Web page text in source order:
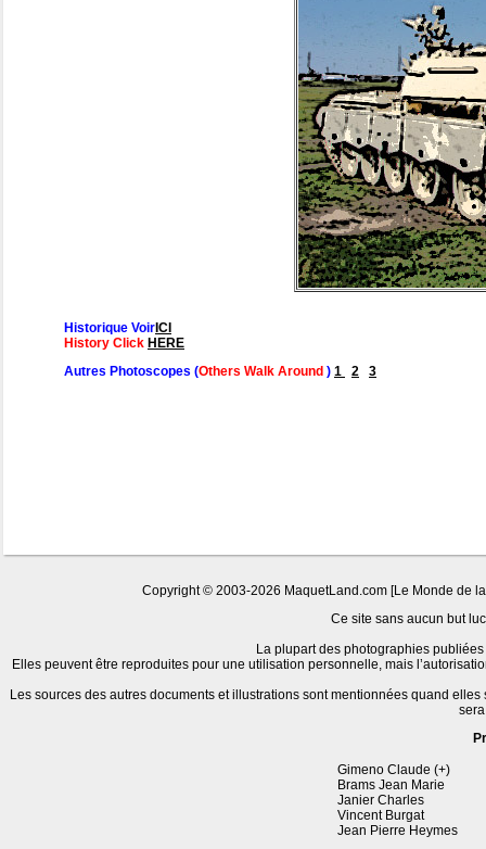
Historique Voir ICI
History Click HERE
Autres Photoscopes (Others Walk Around ) 1 2 3
Copyright © 2003-2026 MaquetLand.com [Le Monde de
Ce site sans aucun but
La plupart des photographies
Elles peuvent être reproduites pour une utilisation personnelle, mais
Les sources des autres documents et illustrations sont mentionnées quand
Gimeno Claude (+)
Brams Jean Marie
Janier Charles
Vincent Burgat
Jean Pierre Heymes